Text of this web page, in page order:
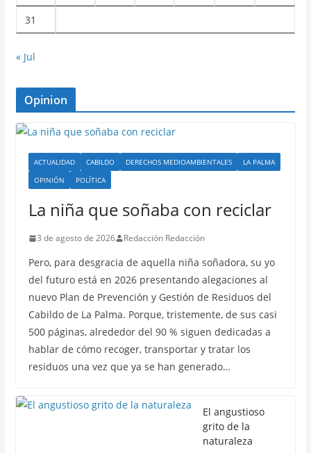
31
« Jul
Opinion
ACTUALIDAD CABILDO DERECHOS MEDIOAMBIENTALES
LA PALMA
OPINIÓN
POLÍTICA
La niña que soñaba con reciclar
3 de agosto de 2026 Redacción Redacción
Pero, para desgracia de aquella niña soñadora, su yo
del futuro está en 2026 presentando alegaciones al
nuevo Plan de Prevención y Gestión de Residuos del
Cabildo de La Palma. Porque, tristemente, de sus casi
500 páginas, alrededor del 90 % siguen dedicadas a
hablar de cómo recoger, transportar y tratar los
residuos una vez que ya se han generado…
El angustioso
grito de la
naturaleza